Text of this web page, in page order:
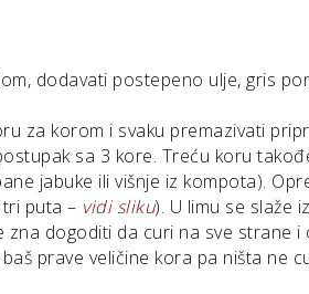
dodavati postepeno ulje, gris
za korom i svaku premazivati
sa 3 kore. Treću koru
jabuke ili višnje iz kompota).
puta – vidi sliku). U limu se slaže
zna dogoditi da curi na sve strane
prave veličine kora pa ništa ne